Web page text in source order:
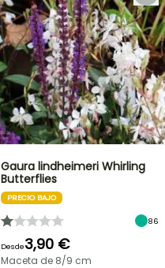
Gaura lindheimeri Whirling
Butterflies
PRECIO BAJO
86
Desde3,90 €
Maceta de 8/9 cm